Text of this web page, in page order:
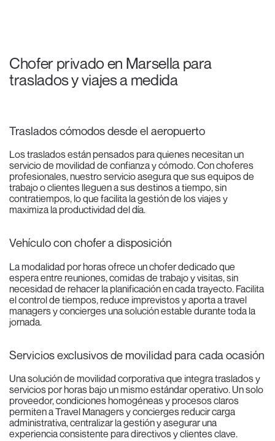
Chofer privado en Marsella para
traslados y viajes a medida
Traslados cómodos desde el aeropuerto
Los traslados están pensados para quienes necesitan un
servicio de movilidad de confianza y cómodo. Con choferes
profesionales, nuestro servicio asegura que sus equipos de
trabajo o clientes lleguen a sus destinos a tiempo, sin
contratiempos, lo que facilita la gestión de los viajes y
maximiza la productividad del día.
Vehículo con chofer a disposición
La modalidad por horas ofrece un chofer dedicado que
espera entre reuniones, comidas de trabajo y visitas, sin
necesidad de rehacer la planificación en cada trayecto. Facilita
el control de tiempos, reduce imprevistos y aporta a travel
managers y concierges una solución estable durante toda la
jornada.
Servicios exclusivos de movilidad para cada ocasión
Una solución de movilidad corporativa que integra traslados y
servicios por horas bajo un mismo estándar operativo. Un solo
proveedor, condiciones homogéneas y procesos claros
permiten a Travel Managers y concierges reducir carga
administrativa, centralizar la gestión y asegurar una
experiencia consistente para directivos y clientes clave.